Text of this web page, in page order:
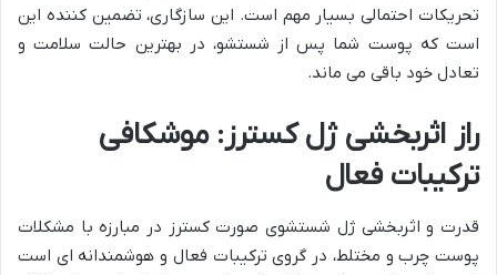
تحریکات احتمالی بسیار مهم است. این سازگاری، تضمین کننده این
است که پوست شما پس از شستشو، در بهترین حالت سلامت و
تعادل خود باقی می ماند.
راز اثربخشی ژل کسترز: موشکافی
ترکیبات فعال
قدرت و اثربخشی ژل شستشوی صورت کسترز در مبارزه با مشکلات
پوست چرب و مختلط، در گروی ترکیبات فعال و هوشمندانه ای است